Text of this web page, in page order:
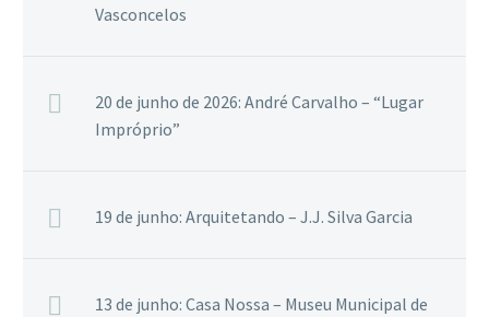
Vasconcelos
20 de junho de 2026: André Carvalho – “Lugar
Impróprio”
19 de junho: Arquitetando – J.J. Silva Garcia
13 de junho: Casa Nossa – Museu Municipal de